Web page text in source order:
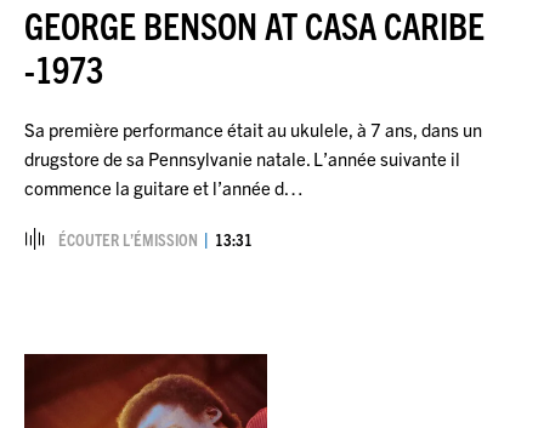
GEORGE BENSON AT CASA CARIBE
-1973
Sa première performance était au ukulele, à 7 ans, dans un
drugstore de sa Pennsylvanie natale. L’année suivante il
commence la guitare et l’année d…
ÉCOUTER L’ÉMISSION 13:31